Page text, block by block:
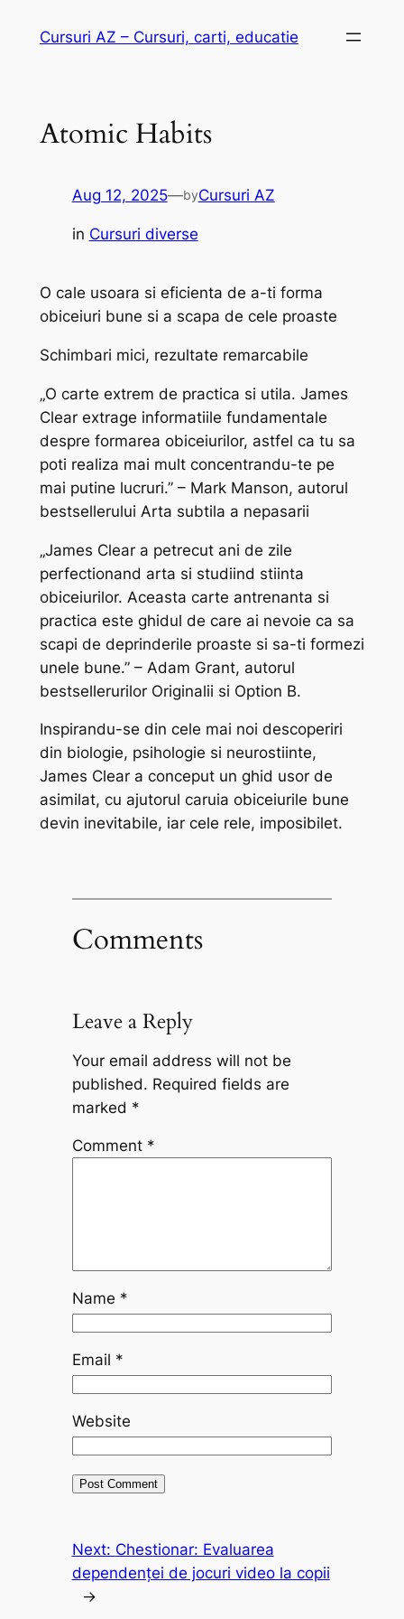
Cursuri AZ – Cursuri, carti, educatie
Atomic Habits
Aug 12, 2025—byCursuri AZ
in Cursuri diverse
O cale usoara si eficienta de a-ti forma
obiceiuri bune si a scapa de cele proaste
Schimbari mici, rezultate remarcabile
„O carte extrem de practica si utila. James
Clear extrage informatiile fundamentale
despre formarea obiceiurilor, astfel ca tu sa
poti realiza mai mult concentrandu-te pe
mai putine lucruri.” – Mark Manson, autorul
bestsellerului Arta subtila a nepasarii
„James Clear a petrecut ani de zile
perfectionand arta si studiind stiinta
obiceiurilor. Aceasta carte antrenanta si
practica este ghidul de care ai nevoie ca sa
scapi de deprinderile proaste si sa-ti formezi
unele bune.” – Adam Grant, autorul
bestsellerurilor Originalii si Option B.
Inspirandu-se din cele mai noi descoperiri
din biologie, psihologie si neurostiinte,
James Clear a conceput un ghid usor de
asimilat, cu ajutorul caruia obiceiurile bune
devin inevitabile, iar cele rele, imposibilet.
Comments
Leave a Reply
Your email address will not be
published. Required fields are
marked *
Comment *
Name *
Email *
Website
Next: Chestionar: Evaluarea
dependenței de jocuri video la copii
→